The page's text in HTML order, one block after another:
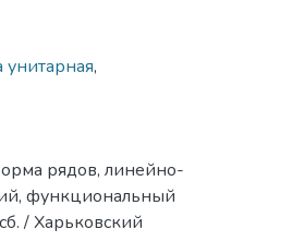
унитарная,
рядов, линейно-
функциональный
/ Харьковский